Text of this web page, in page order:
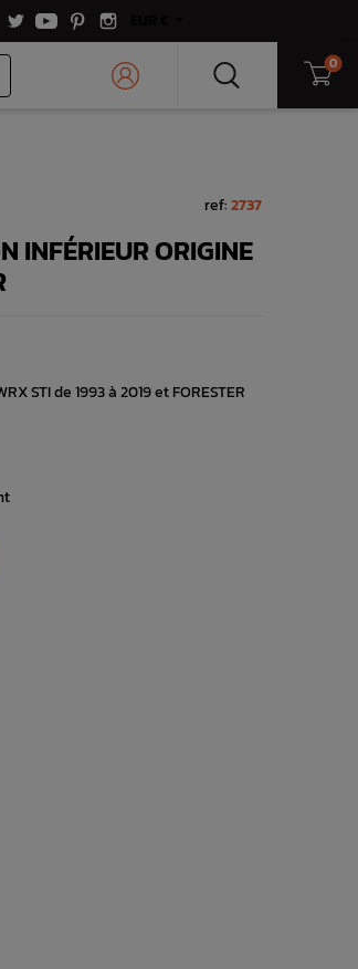
0
ref:2737
INFÉRIEUR ORIGINE
STI de 1993 à 2019 et FORESTER